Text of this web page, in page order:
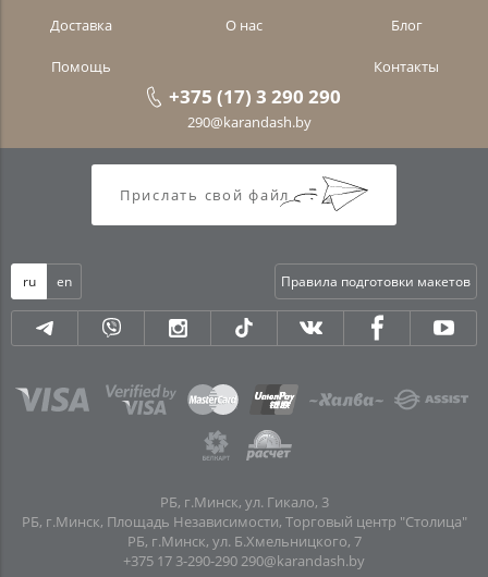
Доставка
О нас Блог
Помощь Контакты
+375 (17) 3 290 290
290@karandash.by
Прислать свой файл
ru en Правила подготовки макетов
РБ, г.Минск, ул. Гикало, 3
РБ, г.Минск, Площадь Независимости, Торговый центр "Столица"
РБ, г.Минск, ул. Б.Хмельницкого, 7
+375 17 3-290-290 290@karandash.by